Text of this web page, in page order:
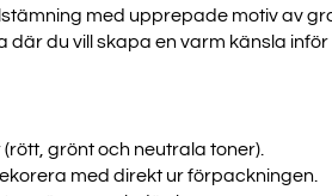
med upprepade motiv av
du vill skapa en varm känsla inför
grönt och neutrala toner).
med direkt ur förpackningen.